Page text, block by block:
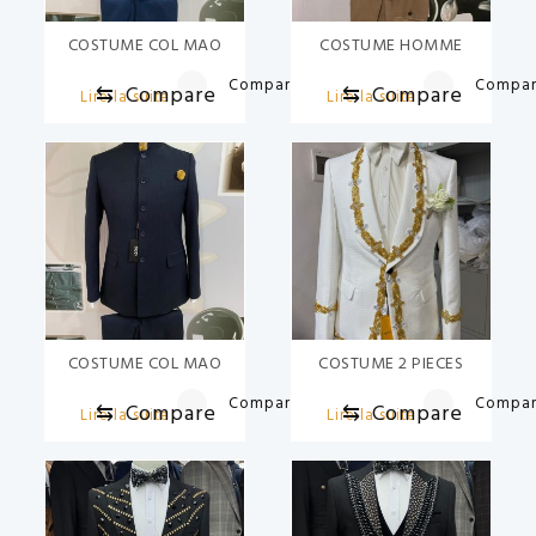
COSTUME COL MAO
Lire la suite
⇆ Compare Compare
COSTUME HOMME
Lire la suite
⇆ Compare
COSTUME COL MAO
Lire la suite
⇆ Compare Compare
COSTUME 2 PIECES
Lire la suite
⇆ Compare